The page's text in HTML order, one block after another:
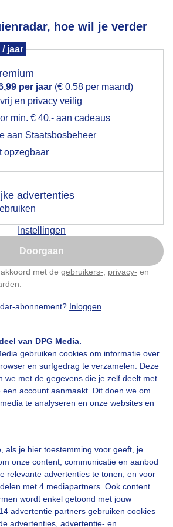
hoe wil je verder
/ jaar
per jaar (€ 0,58 per maand)
en privacy veilig
min. € 40,- aan cadeaus
aan Staatsbosbeheer
opzegbaar
advertenties
Instellingen
Doorgaan
met de gebruikers- privacy- en
abonnement? Inloggen
van DPG Media.
gebruiken cookies om informatie over
en surfgedrag te verzamelen. Deze
we met de gegevens die je zelf deelt met
account aanmaakt. Dit doen we om
te analyseren en onze websites en
als je hier toestemming voor geeft, je
onze content, communicatie en aanbod
relevante advertenties te tonen, en voor
met 4 mediapartners. Ook content
wordt enkel getoond met jouw
advertentie partners gebruiken cookies
advertenties, advertentie- en
moment geduld aub...
locatie gebruiken voor het
geen akkoord op hebt gegeven,
een pop-up uit je browser waarin
toon de popup
niet, misschien later
hierom dit aan te passen